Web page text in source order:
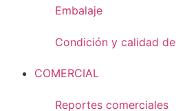
Embalaje
Condición y calidad
COMERCIAL
Reportes comerciales